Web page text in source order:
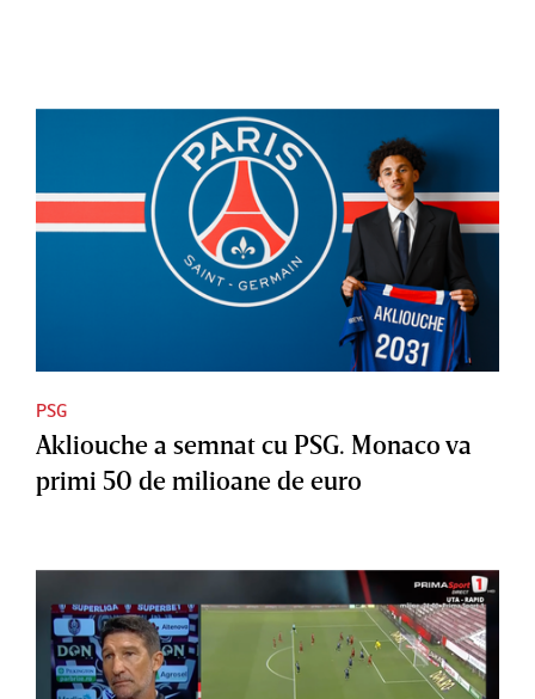
PSG
Akliouche a semnat cu PSG. Monaco va
primi 50 de milioane de euro